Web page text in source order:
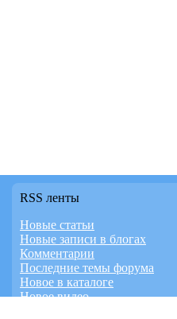
RSS ленты
Новые статьи
Новые записи в блогах
Комментарии
Последние темы форума
Новое в каталоге
Новое видео